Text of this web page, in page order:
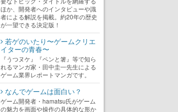
ほか、開発者へのインタビューや識
者による解説を掲載。約20年の歴史
が一望できる決定版！
若ゲのいたり〜ゲームクリエ
イターの青春〜
『うつヌケ』『ペンと箸』等で知ら
れるマンガ家・田中圭一先生による
ゲーム業界レポートマンガです。
なんでゲームは面白い？
ゲーム開発者・hamatsu氏がゲーム
の魅力を画面や操作の具体的な形か